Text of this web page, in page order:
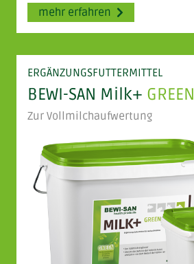
mehr erfahren
ERGÄNZUNGSFUTTERMITTEL
BEWI-SAN Milk+ GREEN
Zur Vollmilchaufwertung